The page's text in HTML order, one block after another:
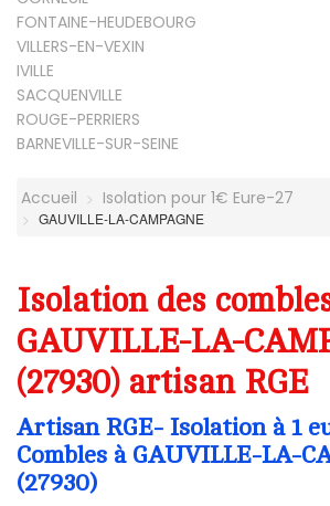
FONTAINE-HEUDEBOURG
VILLERS-EN-VEXIN
IVILLE
SACQUENVILLE
ROUGE-PERRIERS
BARNEVILLE-SUR-SEINE
Accueil Isolation pour 1€ Eure-27
GAUVILLE-LA-CAMPAGNE
Isolation des
GAUVILLE-LA-
(27930) artisan RGE
Artisan RGE- Isolation à 1
Combles à GAUVILLE-LA-
(27930)